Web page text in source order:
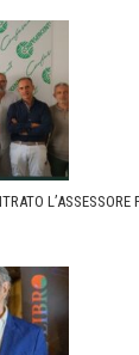
L’ASSESSORE